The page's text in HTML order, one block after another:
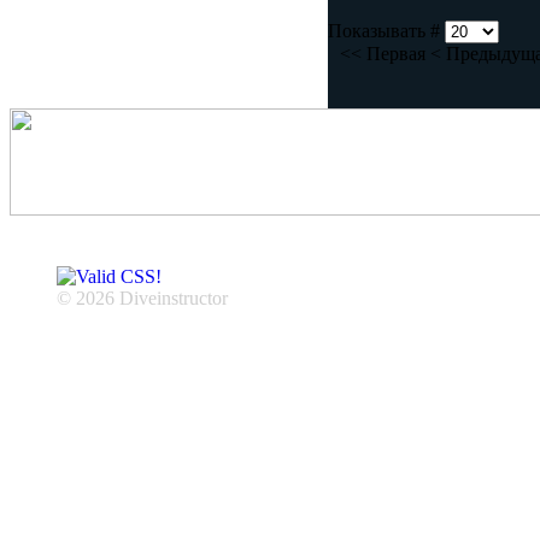
Показывать #
<< Первая <
© 2026 Diveinstructor